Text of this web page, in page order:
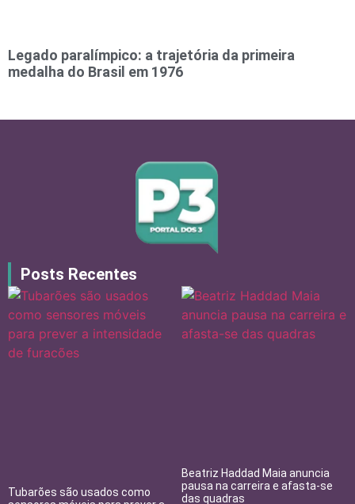
Legado paralímpico: a trajetória da primeira
medalha do Brasil em 1976
Posts Recentes
Tubarões são usados como
Beatriz Haddad Maia anuncia
pausa na carreira e afasta-se
das quadras